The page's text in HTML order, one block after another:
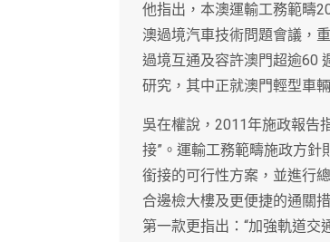
他指出，本澳運輸工務範疇
澳過境汽車技術問題會議，
過境互通及容許澳門超逾60
研究，其中正就澳門輕型車
吳在權說，2011年施政報告
接”。運輸工務範疇施政方針
銜接的可行性方案，並進行
合邊檢大樓及更便捷的通關
第一款更指出：“加強軌道交